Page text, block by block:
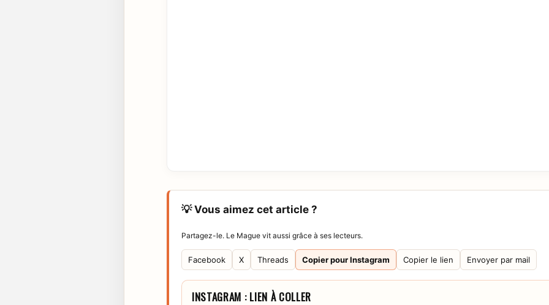
💡 Vous aimez cet article ?
Partagez-le. Le Mague vit aussi grâce à ses lecteurs.
Facebook X Threads Copier pour Instagram Copier le lien Envoyer par mail
INSTAGRAM : LIEN À COLLER